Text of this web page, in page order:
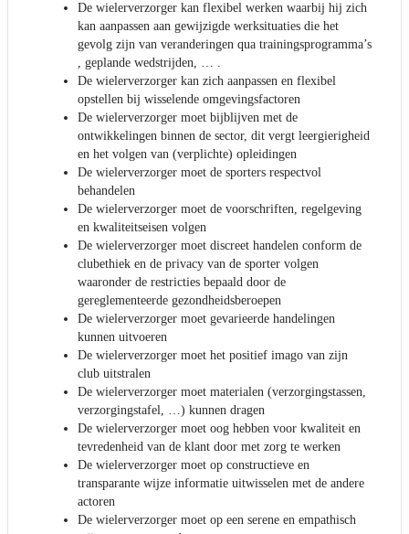
De wielerverzorger kan flexibel werken waarbij hij zich
kan aanpassen aan gewijzigde werksituaties die het
gevolg zijn van veranderingen qua trainingsprogramma’s
, geplande wedstrijden, … .
De wielerverzorger kan zich aanpassen en flexibel
opstellen bij wisselende omgevingsfactoren
De wielerverzorger moet bijblijven met de
ontwikkelingen binnen de sector, dit vergt leergierigheid
en het volgen van (verplichte) opleidingen
De wielerverzorger moet de sporters respectvol
behandelen
De wielerverzorger moet de voorschriften, regelgeving
en kwaliteitseisen volgen
De wielerverzorger moet discreet handelen conform de
clubethiek en de privacy van de sporter volgen
waaronder de restricties bepaald door de
gereglementeerde gezondheidsberoepen
De wielerverzorger moet gevarieerde handelingen
kunnen uitvoeren
De wielerverzorger moet het positief imago van zijn
club uitstralen
De wielerverzorger moet materialen (verzorgingstassen,
verzorgingstafel, …) kunnen dragen
De wielerverzorger moet oog hebben voor kwaliteit en
tevredenheid van de klant door met zorg te werken
De wielerverzorger moet op constructieve en
transparante wijze informatie uitwisselen met de andere
actoren
De wielerverzorger moet op een serene en empathisch